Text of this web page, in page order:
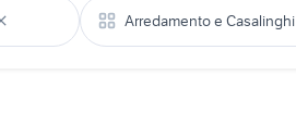
Arredamento e Casalinghi